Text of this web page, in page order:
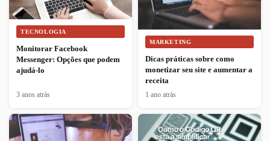
TECNOLOGIA
Monitorar Facebook
Messenger: Opções que podem
ajudá-lo
3 anos atrás
MARKETING
Dicas práticas sobre como
monetizar seu site e aumentar a
receita
1 ano atrás